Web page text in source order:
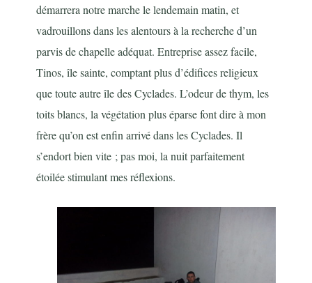
démarrera notre marche le lendemain matin, et
vadrouillons dans les alentours à la recherche d’un
parvis de chapelle adéquat. Entreprise assez facile,
Tinos, île sainte, comptant plus d’édifices religieux
que toute autre île des Cyclades. L’odeur de thym, les
toits blancs, la végétation plus éparse font dire à mon
frère qu’on est enfin arrivé dans les Cyclades. Il
s’endort bien vite ; pas moi, la nuit parfaitement
étoilée stimulant mes réflexions.